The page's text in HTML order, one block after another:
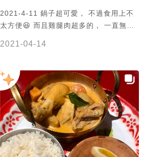
2021-4-11 鍋子超可愛， 不過食用上不
太方便😆 而且雞腿肉超多的， 一直無法
2021-04-14